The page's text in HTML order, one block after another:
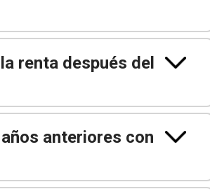
renta después del
anteriores con